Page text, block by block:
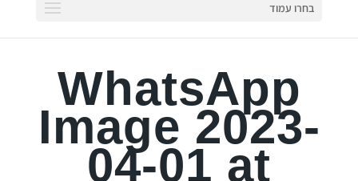
בחרו עמוד
WhatsApp
Image 2023-
04-01 at